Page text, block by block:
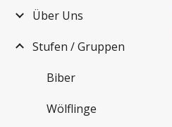
Über Uns
Stufen / Gruppen
Biber
Wölflinge